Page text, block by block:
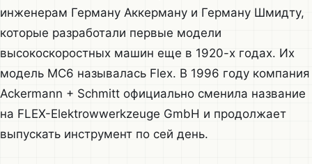
инженерам Герману Аккерману и Герману Шмидту,
которые разработали первые модели
высокоскоростных машин еще в 1920-х годах. Их
модель MC6 называлась Flex. В 1996 году компания
Ackermann + Schmitt официально сменила название
на FLEX-Elektrowwerkzeuge GmbH и продолжает
выпускать инструмент по сей день.